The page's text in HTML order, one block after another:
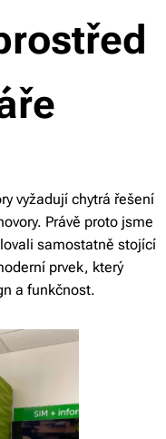
vyžadují chytrá řešení
Právě proto jsme
samostatně stojící
prvek, který
a funkčnost.